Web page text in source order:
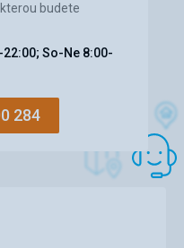
prkénko, teplá
Než jsme na to
ve studené.
budete
22:00; So-Ne 8:00-
284